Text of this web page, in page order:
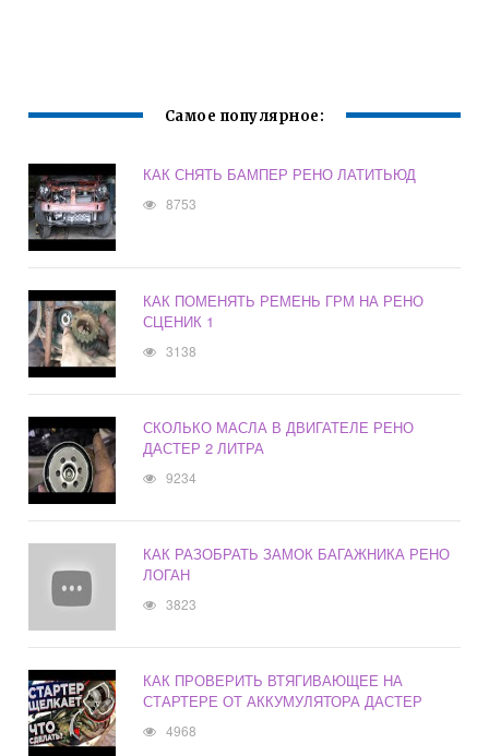
Самое популярное:
КАК СНЯТЬ БАМПЕР РЕНО ЛАТИТЬЮД
8753
КАК ПОМЕНЯТЬ РЕМЕНЬ ГРМ НА РЕНО
СЦЕНИК 1
3138
СКОЛЬКО МАСЛА В ДВИГАТЕЛЕ РЕНО
ДАСТЕР 2 ЛИТРА
9234
КАК РАЗОБРАТЬ ЗАМОК БАГАЖНИКА РЕНО
ЛОГАН
3823
КАК ПРОВЕРИТЬ ВТЯГИВАЮЩЕЕ НА
СТАРТЕРЕ ОТ АККУМУЛЯТОРА ДАСТЕР
4968